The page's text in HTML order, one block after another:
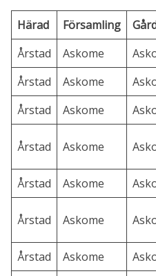
Härad Församling
Årstad
Askome
Årstad
Askome
Årstad
Askome
Årstad Askome
Årstad Askome
Årstad Askome
Årstad Askome